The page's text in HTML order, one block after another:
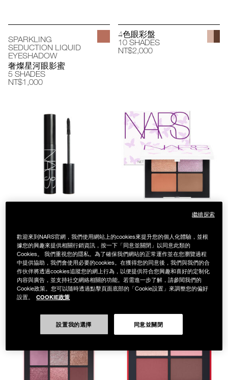
SPARKLING
SEDUCTION LIQUID
EYESHADOW
奢燦星河眼影蜜
5 SHADES
NT$1,000
4色眼彩盤
10 SHADES
NT$2,000
濃密叛逆睫毛膏
2 SHADES
NT$1,100
QUAD EYESHADOW
4色眼彩盤 SAKURA (流
光蝶羽版)
SAKURA
NT$1,950
歡迎來到NARS官網，我們使用網站上的cookies來提升您的個人化體驗，並根
據您的興趣來提供相關行銷資訊，按一下「同意並關閉」以同意此類的
Cookies。 我們重視您的隱私。為了確保我們網站的正常運作並在您瀏覽過程
中提供協助，我們會使用必要的cookies。在獲得您的同意後，我們與我們的合
作伙伴將透過cookies追蹤您的網上行為，以便提供符合您興趣和喜好的定制化
內容與廣告，並支持社交網絡相關的功能。若需進一步了解，請參閱我們的
Cookie政策。您可以隨時透過點擊頁面底部的「Cookie設置」來調整您的偏好
設置。
COOKIE政策
設置我的選擇 同意並關閉
繼續探索